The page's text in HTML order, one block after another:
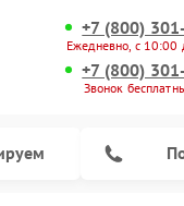
+7 (800)
Ежедневно, с 10:00
+7 (800)
Звонок